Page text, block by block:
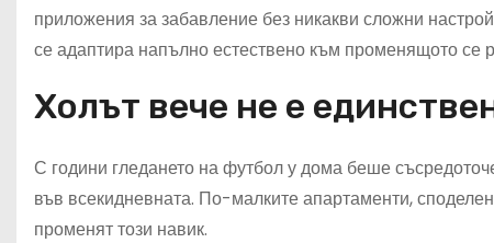
приложения за забавление без никакви сложни
се адаптира напълно естествено към променящото се
Холът вече не е
С години гледането на футбол у дома беше
във всекидневната. По-малките апартаменти,
променят този навик.